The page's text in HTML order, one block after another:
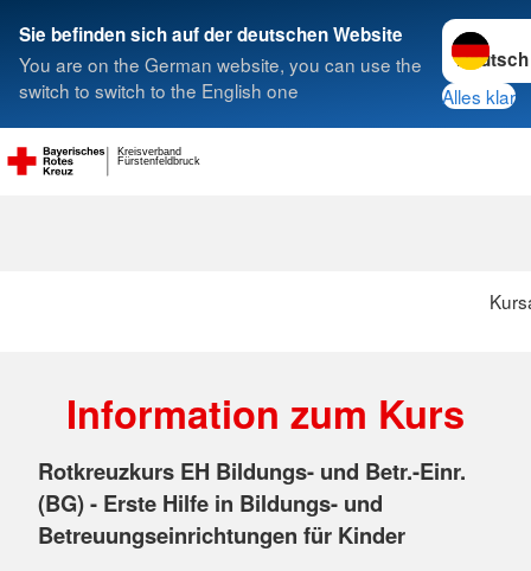
Sie befinden sich auf der deutschen Website
You are on the German website, you can use the
switch to switch to the English one
Sprache
Alles klar
Fürstenfeldbruck
Kreisverband
Suche
Information zum Kurs
Rotkreuzkurs EH Bildungs- und Betr.-Einr.
(BG) - Erste Hilfe in Bildungs- und
Betreuungseinrichtungen für Kinder